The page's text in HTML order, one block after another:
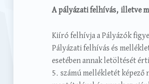
A pályázati felhívás, illetve
Kiíró felhívja a Pályázók
Pályázati felhívás és
esetében annak letöltését
5. számú mellékletét